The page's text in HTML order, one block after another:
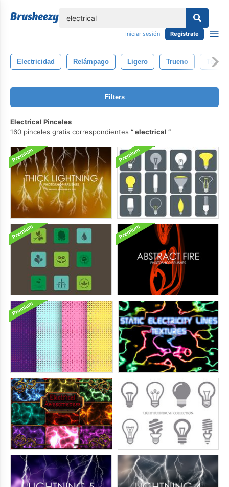
Iniciar sesión Regístrate
Electricidad Relámpago Ligero Trueno
Filters
Electrical Pinceles
160 pinceles gratis correspondientes
electrical